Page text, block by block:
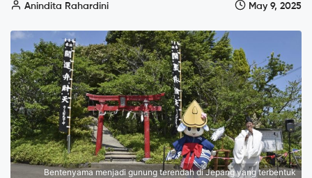
Anindita Rahardini May 9, 2025
Bentenyama menjadi gunung terendah di Jepang yang terbentuk